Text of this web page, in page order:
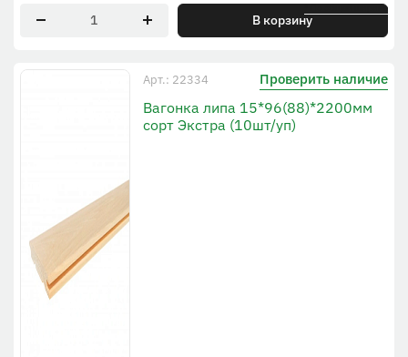
* По общей ширине
В корзину
Арт.: 22334 Проверить наличие
Вагонка липа 15*96(88)*2200мм
сорт Экстра (10шт/уп)